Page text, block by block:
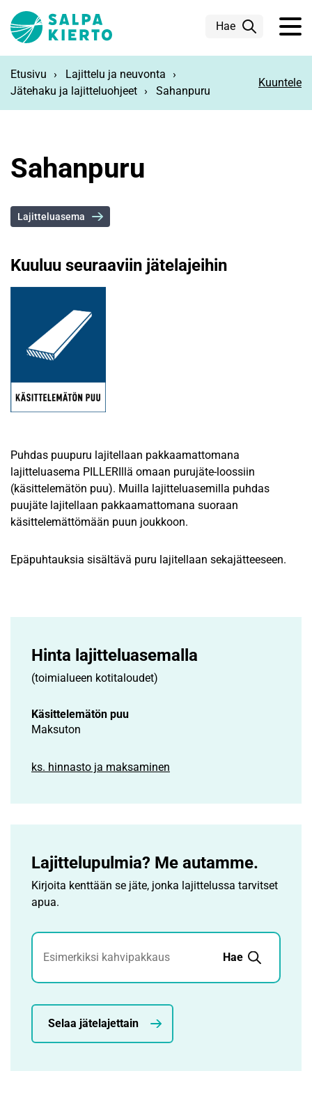
Hae
Etusivu
Lajittelu ja neuvonta
Jätehaku ja lajitteluohjeet
Sahanpuru
Kuuntele
Sahanpuru
Lajitteluasema
Kuuluu seuraaviin jätelajeihin
Puhdas puupuru lajitellaan pakkaamattomana
lajitteluasema PILLERIllä omaan purujäte-loossiin
(käsittelemätön puu). Muilla lajitteluasemilla puhdas
puujäte lajitellaan pakkaamattomana suoraan
käsittelemättömään puun joukkoon.
Epäpuhtauksia sisältävä puru lajitellaan sekajätteeseen.
Hinta lajittelu­asemalla
(toimialueen kotitaloudet)
Käsittelemätön puu
Maksuton
ks. hinnasto ja maksaminen
Lajittelupulmia? Me autamme.
Kirjoita kenttään se jäte, jonka lajittelussa tarvitset
apua.
Jätehaku
Hae
Selaa jätelajettain